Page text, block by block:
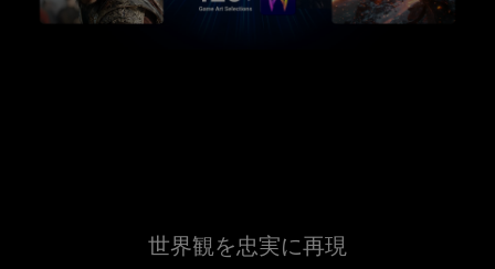
世界観を忠実に再現